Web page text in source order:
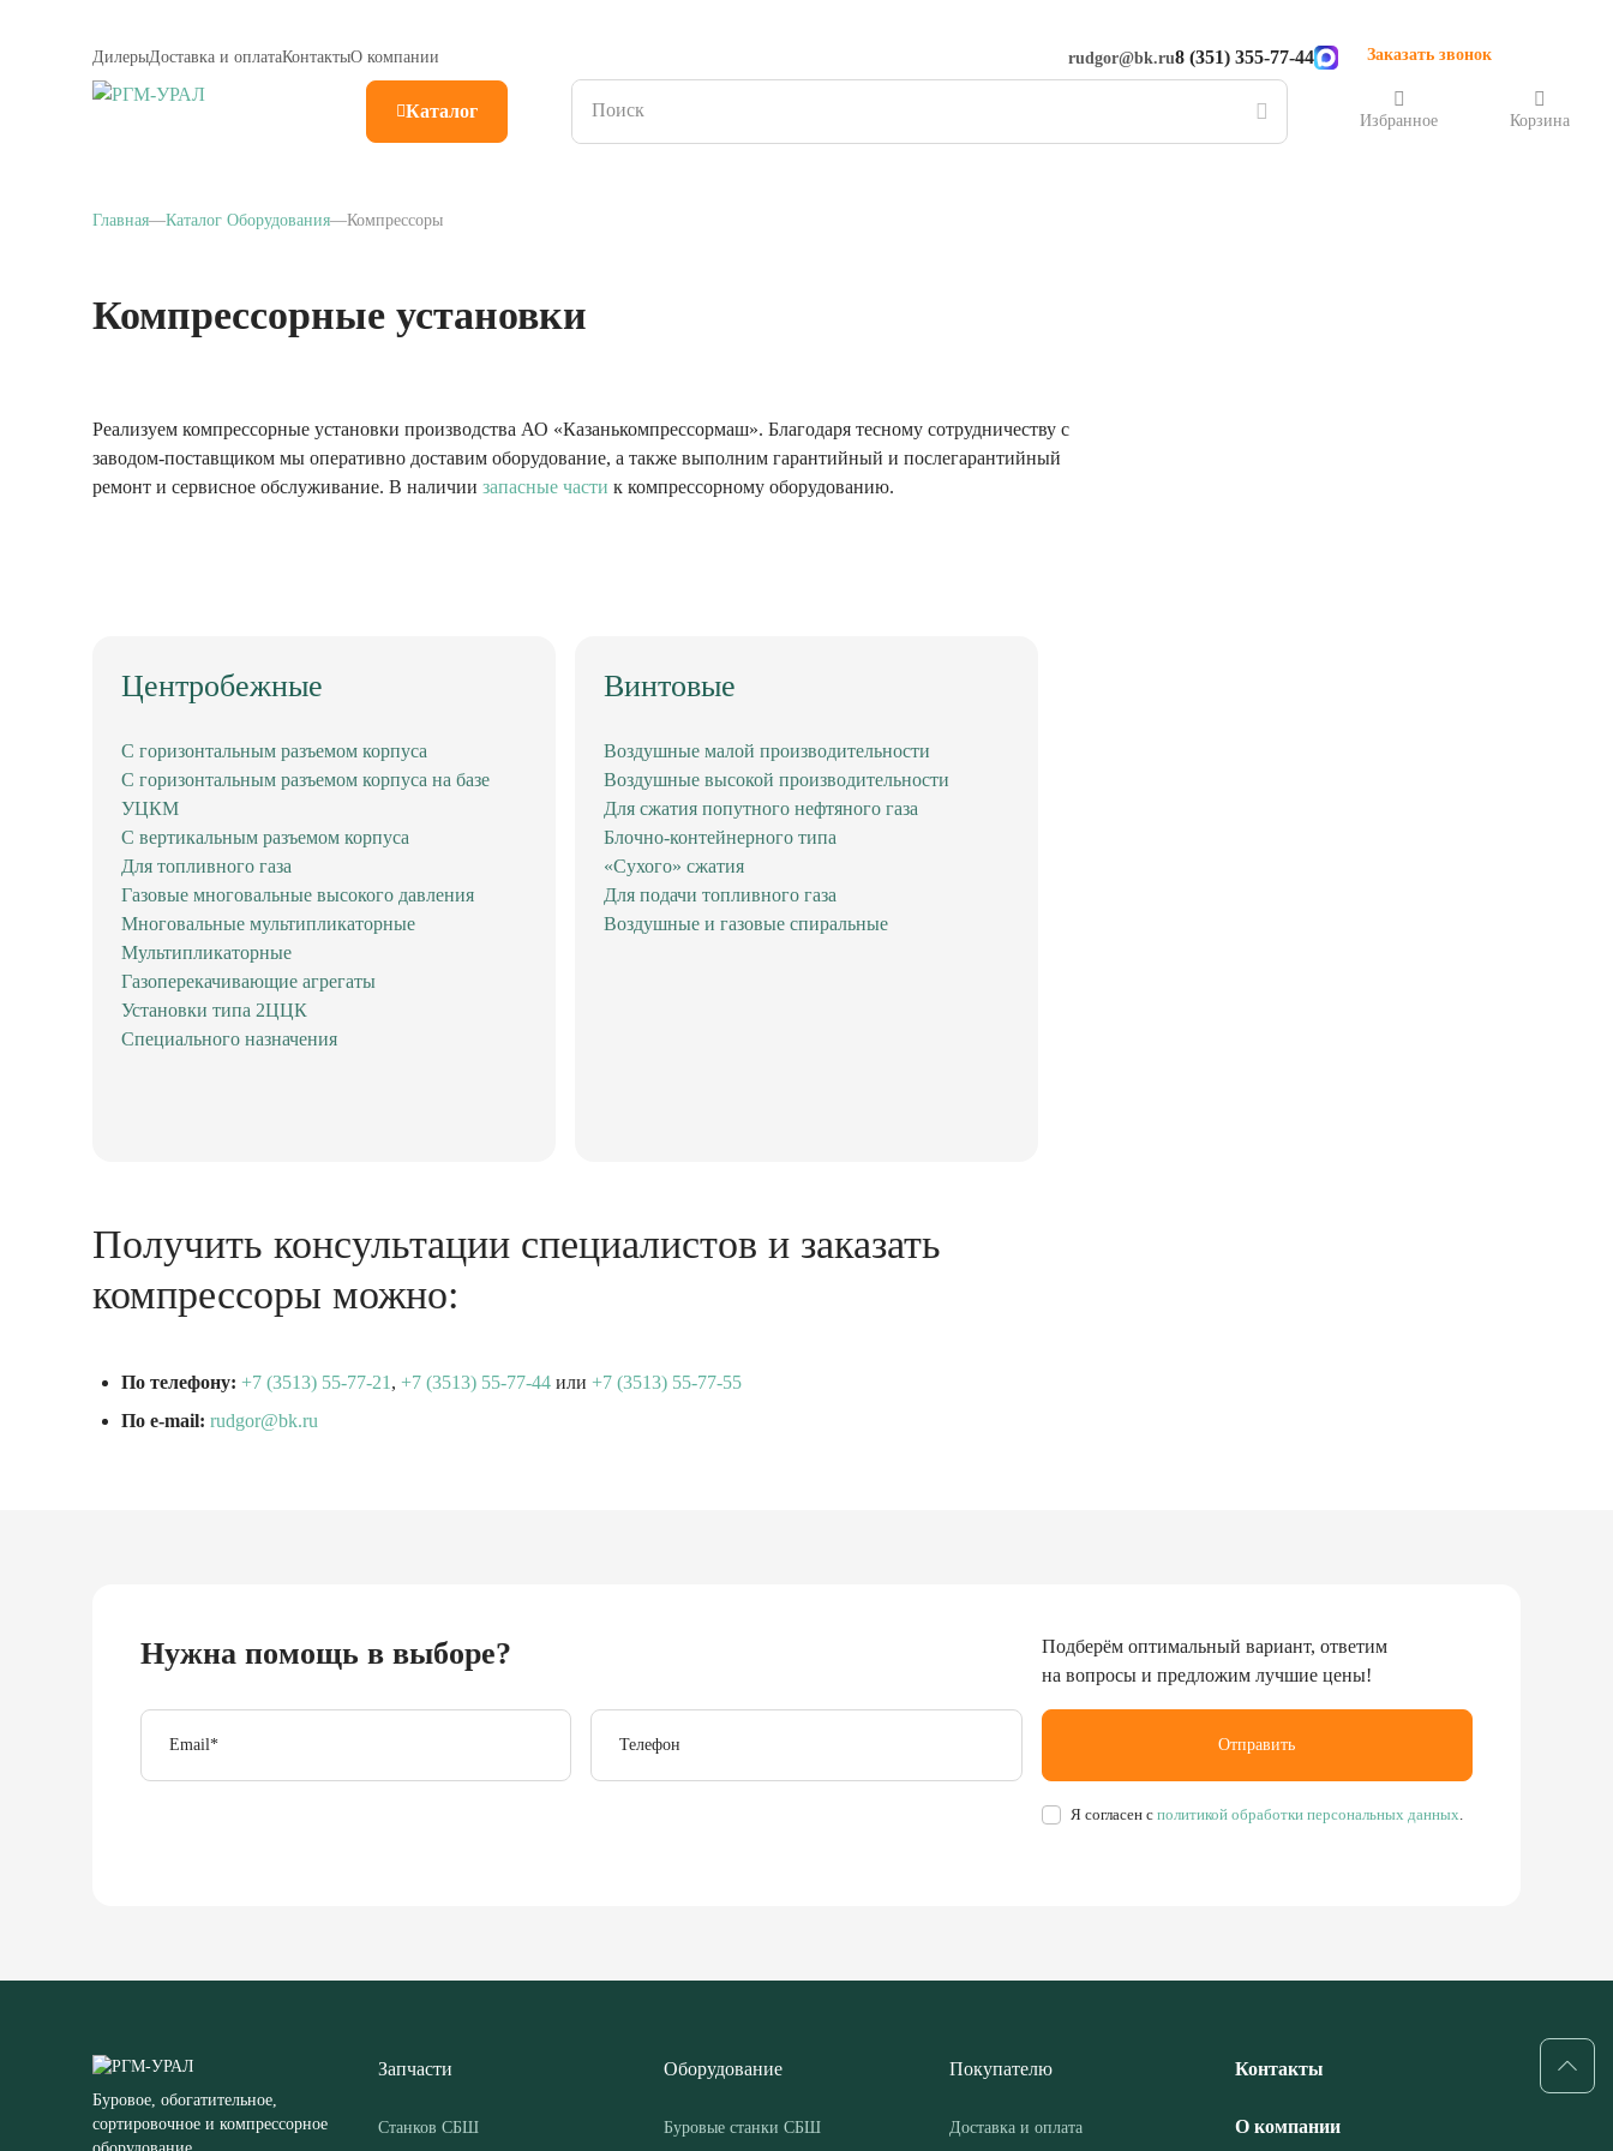
ДилерыДоставка и оплатаКонтактыО компании rudgor@bk.ru8 (351) 355-77-44 Заказать звонок
Каталог Избранное Корзина
Главная Каталог Оборудования Компрессоры
Компрессорные установки
Реализуем компрессорные установки производства АО «Казанькомпрессормаш». Благодаря тесному сотрудничеству с
заводом-поставщиком мы оперативно доставим оборудование, а также выполним гарантийный и послегарантийный
ремонт и сервисное обслуживание. В наличии запасные части к компрессорному оборудованию.
Центробежные
С горизонтальным разъемом корпуса
С горизонтальным разъемом корпуса на базе
УЦКМ
С вертикальным разъемом корпуса
Для топливного газа
Газовые многовальные высокого давления
Многовальные мультипликаторные
Мультипликаторные
Газоперекачивающие агрегаты
Установки типа 2ЦЦК
Специального назначения
Винтовые
Воздушные малой производительности
Воздушные высокой производительности
Для сжатия попутного нефтяного газа
Блочно-контейнерного типа
«Сухого» сжатия
Для подачи топливного газа
Воздушные и газовые спиральные
Получить консультации специалистов и заказать
компрессоры можно:
По телефону: +7 (3513) 55-77-21 +7 (3513) 55-77-44 или +7 (3513) 55-77-55
По e-mail: rudgor@bk.ru
Нужна помощь в выборе?
Email* Телефон
Я согласен сполитикой обработки персональных данных
Отправить
Подберём оптимальный вариант, ответим
на вопросы и предложим лучшие цены!
Буровое, обогатительное,
сортировочное и компрессорное
оборудование
Запчасти
Станков СБШ
Оборудование
Буровые станки СБШ
Покупателю
Доставка и оплата
Контакты
О компании